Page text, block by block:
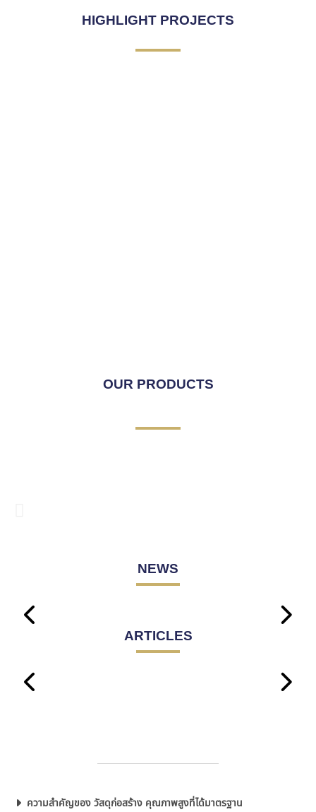
HIGHLIGHT PROJECTS
OUR PRODUCTS
NEWS
No posts found!
ARTICLES
No posts found!
ความสำคัญของ วัสดุก่อสร้าง คุณภาพสูงที่ได้มาตรฐาน